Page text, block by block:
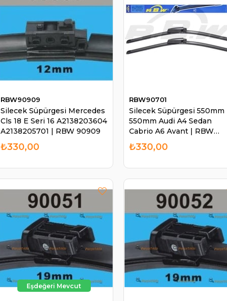
Silecek Süpürgesi Mercedes
Cls 18 E Seri 16 A2138203604
A2138205701 | RBW 90909
RBW90909
₺330,00
Silecek Süpürgesi 550mm
550mm Audi A4 Sedan
Cabrio A6 Avant | RBW
90701
RBW90701
₺330,00